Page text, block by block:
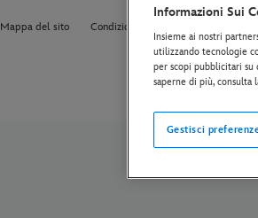
Mappa del sito Condizioni d'uso
Informazioni Sui
Insieme ai nostri
utilizzando tecnologie
per scopi pubblicitari su
saperne di più, consulta
Gestisci